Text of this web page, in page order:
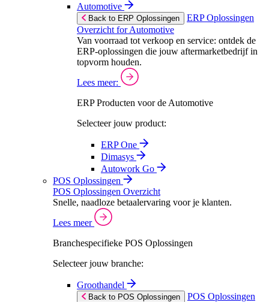
Automotive
Back to ERP Oplossingen
ERP Oplossingen
Overzicht for Automotive
Van voorraad tot verkoop en service: ontdek de
ERP-oplossingen die jouw aftermarketbedrijf in
topvorm houden.
Lees meer:
ERP Producten voor de Automotive
Selecteer jouw product:
ERP One
Dimasys
Autowork Go
POS Oplossingen
POS Oplossingen Overzicht
Snelle, naadloze betaalervaring voor je klanten.
Lees meer
Branchespecifieke POS Oplossingen
Selecteer jouw branche:
Groothandel
Back to POS Oplossingen
POS Oplossingen